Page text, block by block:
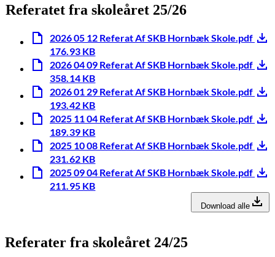
Referatet fra skoleåret 25/26
2026 05 12 Referat Af SKB Hornbæk Skole.pdf
176.93 KB
2026 04 09 Referat Af SKB Hornbæk Skole.pdf
358.14 KB
2026 01 29 Referat Af SKB Hornbæk Skole.pdf
193.42 KB
2025 11 04 Referat Af SKB Hornbæk Skole.pdf
189.39 KB
2025 10 08 Referat Af SKB Hornbæk Skole.pdf
231.62 KB
2025 09 04 Referat Af SKB Hornbæk Skole.pdf
211.95 KB
Download alle
Referater fra skoleåret 24/25